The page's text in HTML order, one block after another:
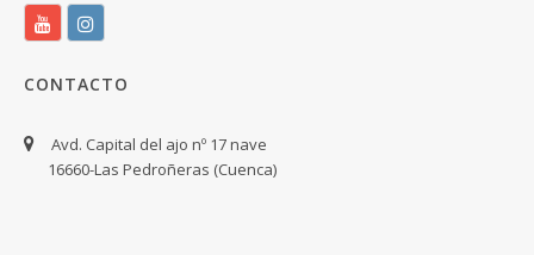
CONTACTO
Avd. Capital del ajo nº 17 nave
16660-Las Pedroñeras (Cuenca)